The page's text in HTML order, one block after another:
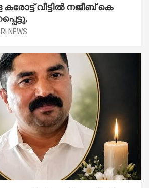
വീട്ടിൽ നജീബ് കെ
NEWS